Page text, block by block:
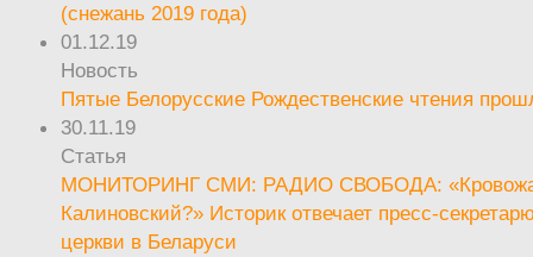
(снежань 2019 года)
01.12.19
Новость
Пятые Белорусские Рождественские чтения
30.11.19
Статья
МОНИТОРИНГ СМИ: РАДИО СВОБОДА:
Калиновский?» Историк отвечает пресс-
церкви в Беларуси